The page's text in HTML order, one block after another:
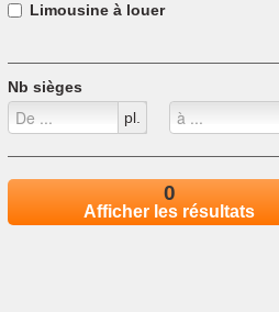
Limousine à louer
Véhicule de cérémonie à louer
Nb sièges
pl.
0
Afficher les résultats